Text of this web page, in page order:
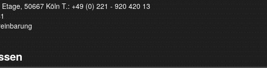
50667 Köln T.: +49 (0) 221 - 920 420 13